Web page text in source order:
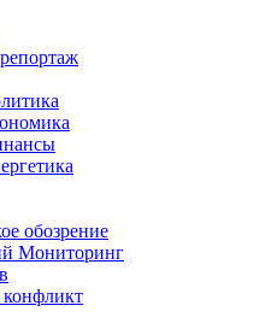
обозрение
Мониторинг